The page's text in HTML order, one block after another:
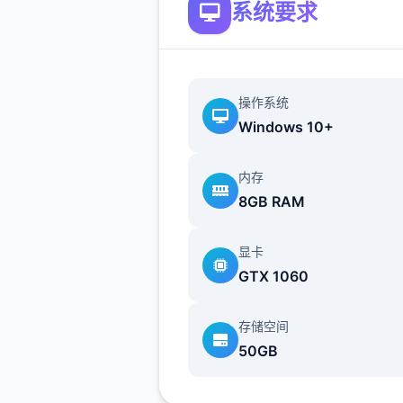
手的自走式战斗，支持百变技
配和随心转职。
伴，与幻兽结伴同游，并肩挑
秘的圣兽。
游戏由厦门雷霆网络科技股份
测，支持Android 7.0以上版本
MMORPG，注重轻松愉快的冒
验。
系统要求
操作系统
Windows 10+
内存
8GB RAM
显卡
GTX 1060
存储空间
50GB